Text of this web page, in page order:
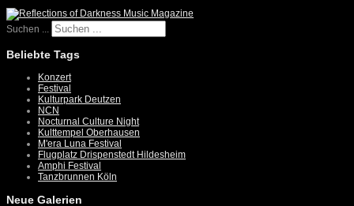
Suchen ...
Beliebte Tags
Konzert
Festival
Kulturpark Deutzen
NCN
Nocturnal Culture Night
Kulttempel Oberhausen
M'era Luna Festival
Flugplatz Drispenstedt Hildesheim
Amphi Festival
Tanzbrunnen Köln
Neue Galerien